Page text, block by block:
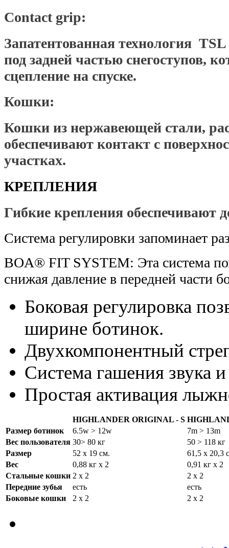
Contact grip:
Запатентованная технология
под задней частью снегоступов,
сцепление на спуске.
Кошки:
Кошки из нержавеющей стали,
обеспечивают контакт с
участках.
КРЕПЛЕНИЯ
Гибкие крепления обеспечивают
Система регулировки запоминает
BOA® FIT SYSTEM: Эта система
снижая давление в передней части
Боковая регулировка
ширине ботинок.
Двухкомпонентный
Система гашения звука
Простая активация
HIGHLANDER ORIGINAL - S
Размер ботинок
6.5w > 12w
7m > 13m
Вес пользователя 30> 80 кг
50 > 118 кг
Размер
52 x 19 см.
61,5 x 20,3
Вес
0,88 кг x 2
0,91 кг x 2
Стальные кошки 2 x 2
2 x 2
Передние зубья
есть
есть
Боковые кошки
2 x 2 2 x 2